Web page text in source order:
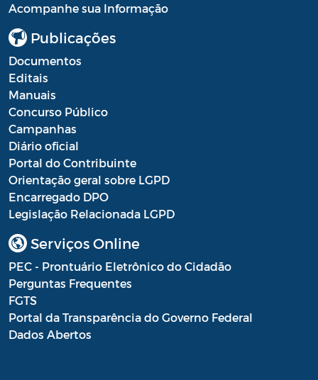
Acompanhe sua Informação
Publicações
Documentos
Editais
Manuais
Concurso Público
Campanhas
Diário oficial
Portal do Contribuinte
Orientação geral sobre LGPD
Encarregado DPO
Legislação Relacionada LGPD
Serviços Online
PEC - Prontuário Eletrônico do Cidadão
Perguntas Frequentes
FGTS
Portal da Transparência do Governo Federal
Dados Abertos